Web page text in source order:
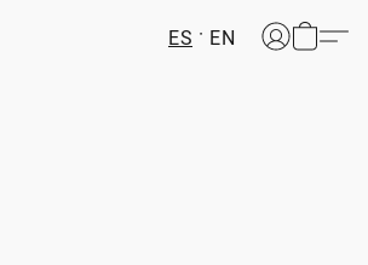
ES EN